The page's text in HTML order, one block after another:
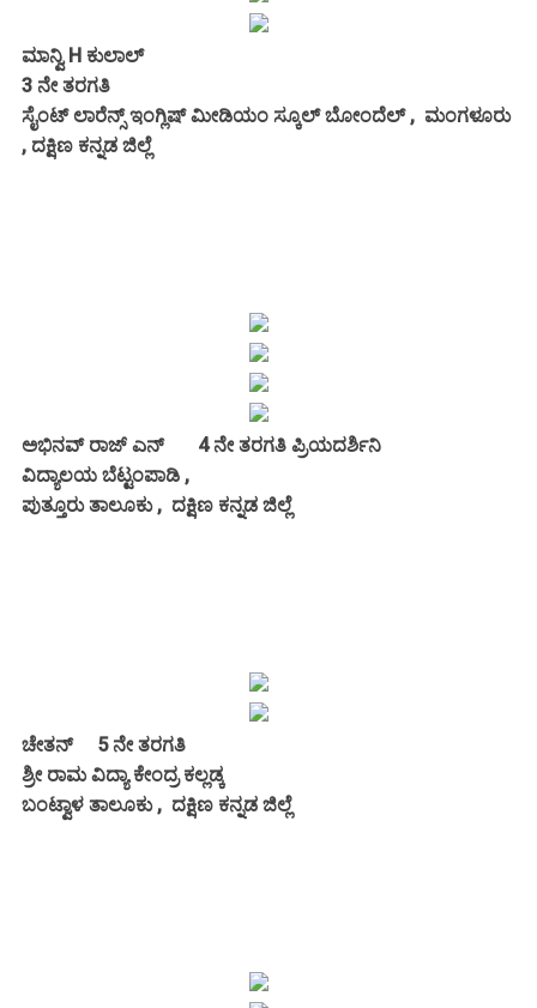
ಮಾನ್ವಿ H ಕುಲಾಲ್
3 ನೇ ತರಗತಿ
ಸೈಂಟ್ ಲಾರೆನ್ಸ್ ಇಂಗ್ಲಿಷ್ ಮೀಡಿಯಂ ಸ್ಕೂಲ್ ಬೋಂದೆಲ್ , ಮಂಗಳೂರು
, ದಕ್ಷಿಣ ಕನ್ನಡ ಜಿಲ್ಲೆ
ಅಭಿನವ್ ರಾಜ್ ಎನ್ 4 ನೇ ತರಗತಿ ಪ್ರಿಯದರ್ಶಿನಿ
ವಿದ್ಯಾಲಯ ಬೆಟ್ಟಂಪಾಡಿ ,
ಪುತ್ತೂರು ತಾಲೂಕು , ದಕ್ಷಿಣ ಕನ್ನಡ ಜಿಲ್ಲೆ
ಚೇತನ್ 5 ನೇ ತರಗತಿ
ಶ್ರೀ ರಾಮ ವಿದ್ಯಾ ಕೇಂದ್ರ ಕಲ್ಲಡ್ಕ
ಬಂಟ್ವಾಳ ತಾಲೂಕು , ದಕ್ಷಿಣ ಕನ್ನಡ ಜಿಲ್ಲೆ